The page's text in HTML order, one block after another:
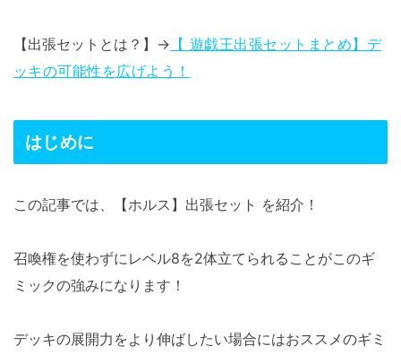
【出張セットとは？】→ 【 遊戯王出張セットまとめ】デ
ッキの可能性を広げよう！
はじめに
この記事では、【ホルス】出張セット を紹介！
召喚権を使わずにレベル8を2体立てられることがこのギ
ミックの強みになります！
デッキの展開力をより伸ばしたい場合にはおススメのギミ